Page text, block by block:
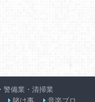
警備業・清掃業